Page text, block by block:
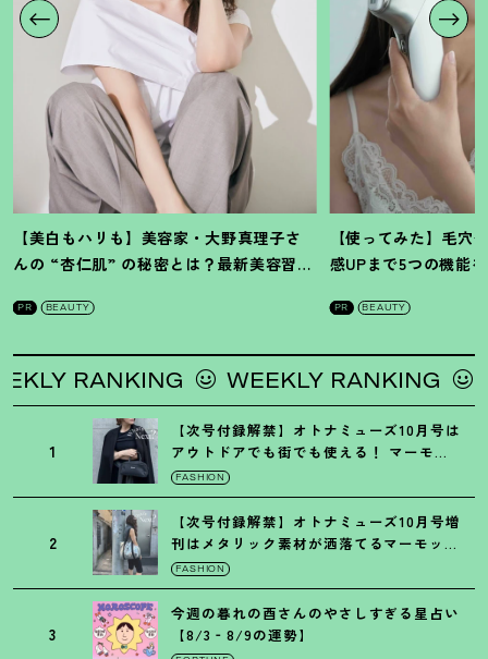
【美白もハリも】美容家・大野真理子さ
んの “杏仁肌” の秘密とは ？ 最新美容習慣
PR BEAUTY
【使ってみた】毛穴
感UPまで5つの機能
PR BEAUTY
RANKING WEEKLY RANKING
1
【次号付録解禁】オトナミューズ10月号は
アウトドアでも街でも使える ！ マーモッ
トの黒ショルダー
FASHION
2
【次号付録解禁】オトナミューズ10月号増
刊はメタリック素材が洒落てるマーモット
の保冷バッグ
FASHION
3
今週の暮れの酉さんのやさしすぎる星占い
【8/3‐8/9の運勢】